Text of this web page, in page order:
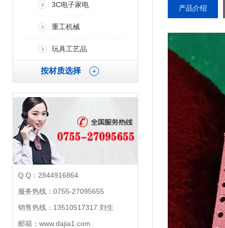
3C电子家电
重工机械
玩具工艺品
按材质选择
Q Q：2844916864
服务热线：0755-27095655
销售热线：13510517317 刘生
邮箱：www.dajia1.com
产品介绍